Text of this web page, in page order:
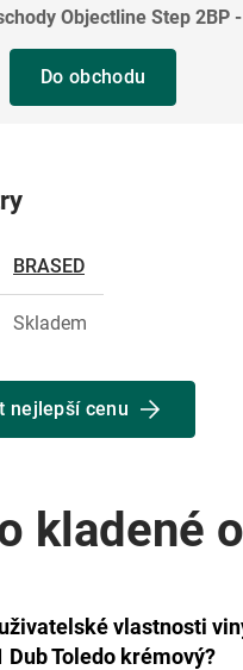
Objectline Step 2BP
Do obchodu
BRASED
Skladem
nejlepší cenu
kladené
vlastnosti
Dub Toledo krémový?